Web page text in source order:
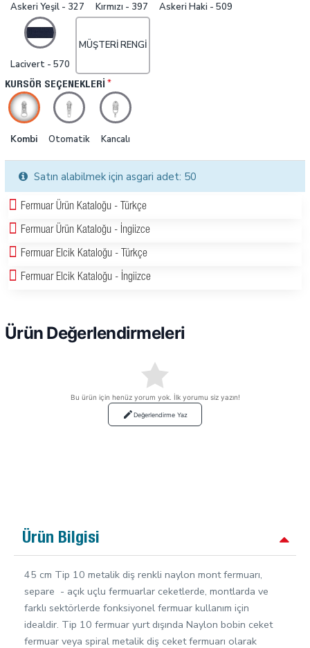
Askeri Yeşil - 327 Kırmızı - 397 Askeri Haki - 509
Lacivert - 570
MÜŞTERI RENGI
KURSÖR SEÇENEKLERI
Kombi Otomatik Kancalı
Satın alabilmek için asgari adet: 50
Fermuar Ürün Kataloğu - Türkçe
Fermuar Ürün Kataloğu - İngiizce
Fermuar Elcik Kataloğu - Türkçe
Fermuar Elcik Kataloğu - İngiizce
Ürün Değerlendirmeleri
Bu ürün için henüz yorum yok. İlk yorumu siz yazın!
Değerlendirme Yaz
Ürün Bilgisi
45 cm Tip 10 metalik diş renkli naylon mont fermuarı,
separe - açık uçlu fermuarlar ceketlerde, montlarda ve
farklı sektörlerde fonksiyonel fermuar kullanım için
idealdir. Tip 10 fermuar yurt dışında Naylon bobin ceket
fermuar veya spiral metalik diş ceket fermuarı olarak